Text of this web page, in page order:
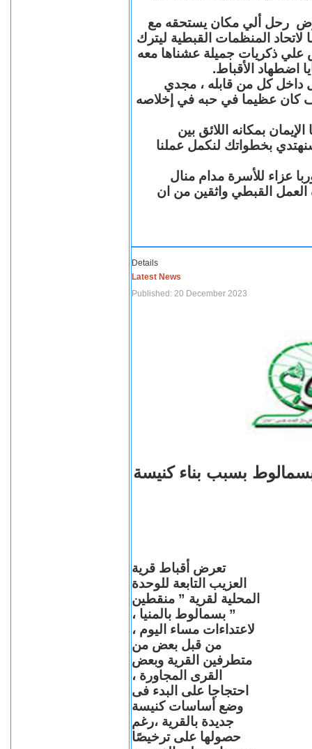
رحل ألي مكان يستحقه مع
المنظمات القبطية ليترك
علي ذكريات جميلة عشناها معه
اضطهاد الأقباط.
داخل كل من قابله ، مجدي
عظيما في حبه في إخلاصه
بمكانه اللائق بين
بخطواتك لنكمل عملنا
عزاء للأسرة مدام منال
العمل القبطي واثقين من ان
Details
Latest News
Published: 20 December 2023
بسبب بناء كنيسة
تعرض أقباط قرية
العزيب التابعة للوحدة
المحلية لقرية ” منقطين
” بسمالوط بالمنيا ،
لاعتداءات مساء اليوم ،
من قبل بعض من
متطرفين القرية وبعض
القرى المجاورة ،
احتجاجا على البدء فى
وضع أساسات كنيسة
جديدة بالقرية ،رغم
حصولها على ترخيصًا